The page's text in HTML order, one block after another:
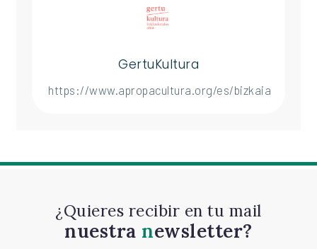
GertuKultura
https://www.apropacultura.org/es/bizkaia
¿Quieres recibir en tu mail
nuestra newsletter?